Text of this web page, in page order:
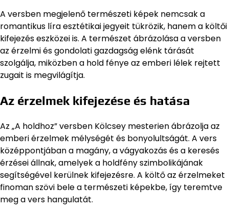
A versben megjelenő természeti képek nemcsak a
romantikus líra esztétikai jegyeit tükrözik, hanem a költői
kifejezés eszközei is. A természet ábrázolása a versben
az érzelmi és gondolati gazdagság elénk tárását
szolgálja, miközben a hold fénye az emberi lélek rejtett
zugait is megvilágítja.
Az érzelmek kifejezése és hatása
Az „A holdhoz” versben Kölcsey mesterien ábrázolja az
emberi érzelmek mélységét és bonyolultságát. A vers
középpontjában a magány, a vágyakozás és a keresés
érzései állnak, amelyek a holdfény szimbolikájának
segítségével kerülnek kifejezésre. A költő az érzelmeket
finoman szövi bele a természeti képekbe, így teremtve
meg a vers hangulatát.